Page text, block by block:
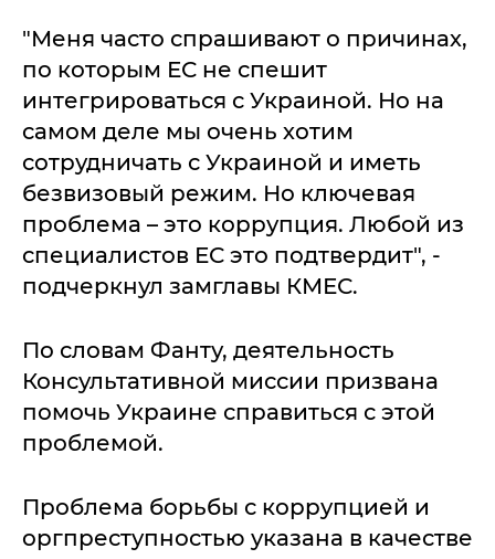
"Меня часто спрашивают о причинах,
по которым ЕС не спешит
интегрироваться с Украиной. Но на
самом деле мы очень хотим
сотрудничать с Украиной и иметь
безвизовый режим. Но ключевая
проблема – это коррупция. Любой из
специалистов ЕС это подтвердит", -
подчеркнул замглавы КМЕС.
По словам Фанту, деятельность
Консультативной миссии призвана
помочь Украине справиться с этой
проблемой.
Проблема борьбы с коррупцией и
оргпреступностью указана в качестве